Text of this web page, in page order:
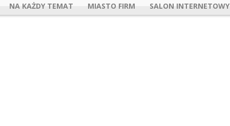
NA KAŻDY TEMAT MIASTO FIRM SALON INTERNETOWY